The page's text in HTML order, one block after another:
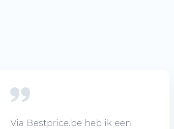
Via Bestprice.be heb ik een